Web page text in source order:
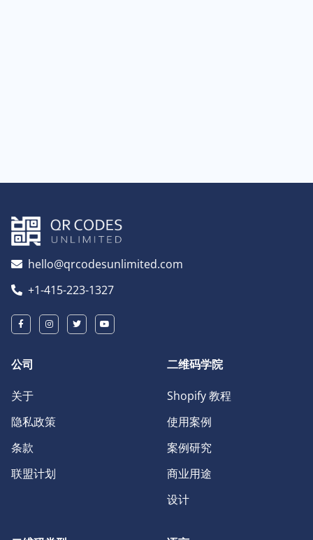
hello@qrcodesunlimited.com
+1-415-223-1327
公司
关于
隐私政策
条款
联盟计划
二维码学院
Shopify 教程
使用案例
案例研究
商业用途
设计